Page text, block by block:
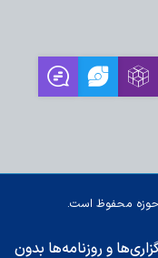
حوزه محفوظ است.
و روزنامه‌ها بدون